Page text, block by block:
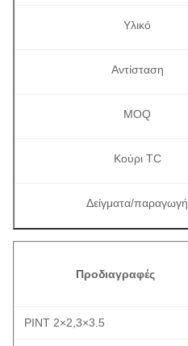
Υλικό
Αντίσταση
MOQ
Κούρι TC
Δείγματα/παραγωγή
Προδιαγραφές
ΡΙΝΤ 2×2,3×3.5